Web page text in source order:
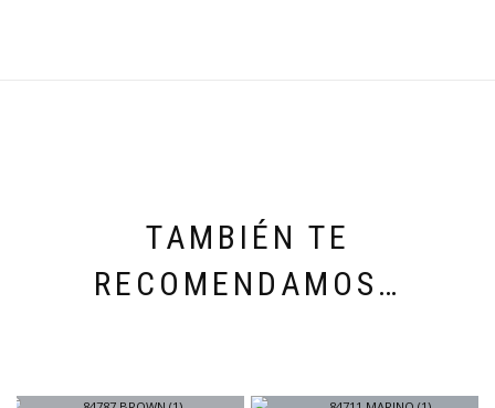
TAMBIÉN TE
RECOMENDAMOS…